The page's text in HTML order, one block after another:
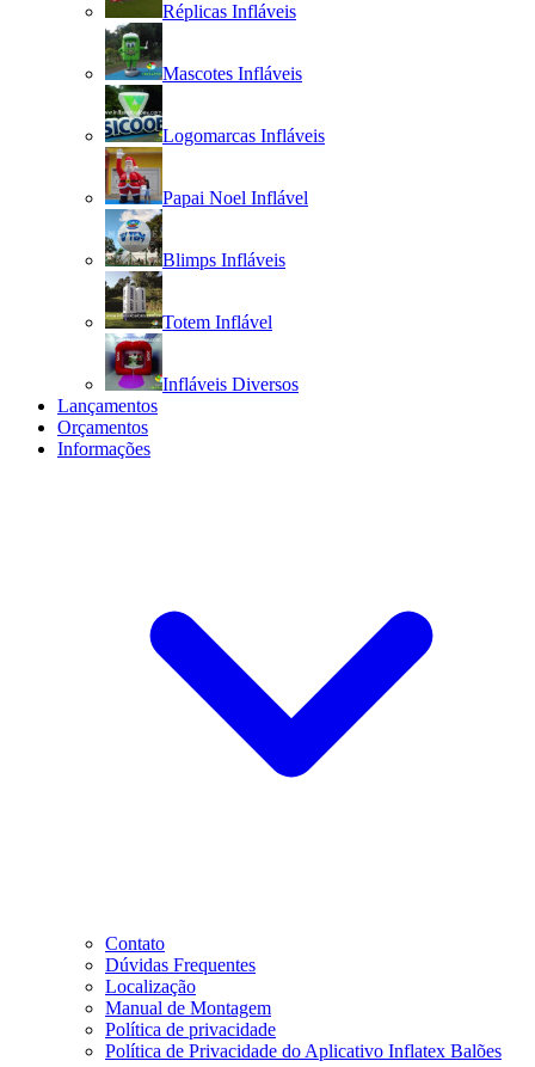
Réplicas Infláveis
Mascotes Infláveis
Logomarcas Infláveis
Papai Noel Inflável
Blimps Infláveis
Totem Inflável
Infláveis Diversos
Lançamentos
Orçamentos
Informações
Contato
Dúvidas Frequentes
Localização
Manual de Montagem
Política de privacidade
Política de Privacidade do Aplicativo Inflatex Balões